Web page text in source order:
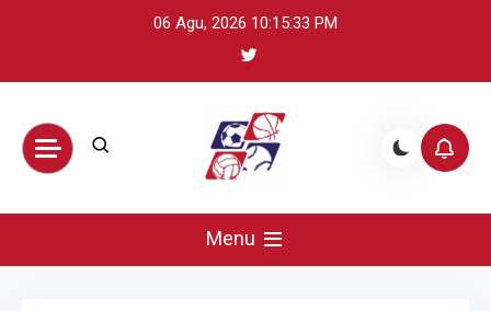
06 Agu, 2026 10:15:34 PM
BikeUniverse –
Sorotan
perkembangan olahraga global: update
skor, berita atlet, preview pertandingan,
Menu